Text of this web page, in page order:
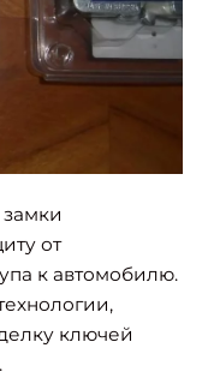
от
к автомобилю.
ключей